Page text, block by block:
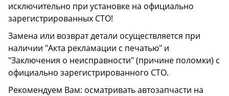
исключительно при установке на официально
зарегистрированных СТО!
Замена или возврат детали осуществляется при
наличии "Акта рекламации с печатью" и
"Заключения о неисправности" (причине поломки) с
официально зарегистрированного СТО.
Рекомендуем Вам: осматривать автозапчасти на